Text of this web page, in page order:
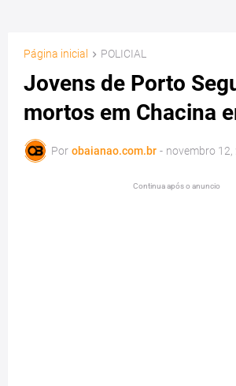
Página inicial POLICIAL
Jovens de Porto
mortos em Chacina
Por obaianao.com.br - novembro 12,
Continua após o anuncio